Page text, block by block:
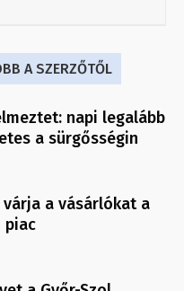
A SZERZŐTŐL
napi legalább
a sürgősségin
a vásárlókat a
piac